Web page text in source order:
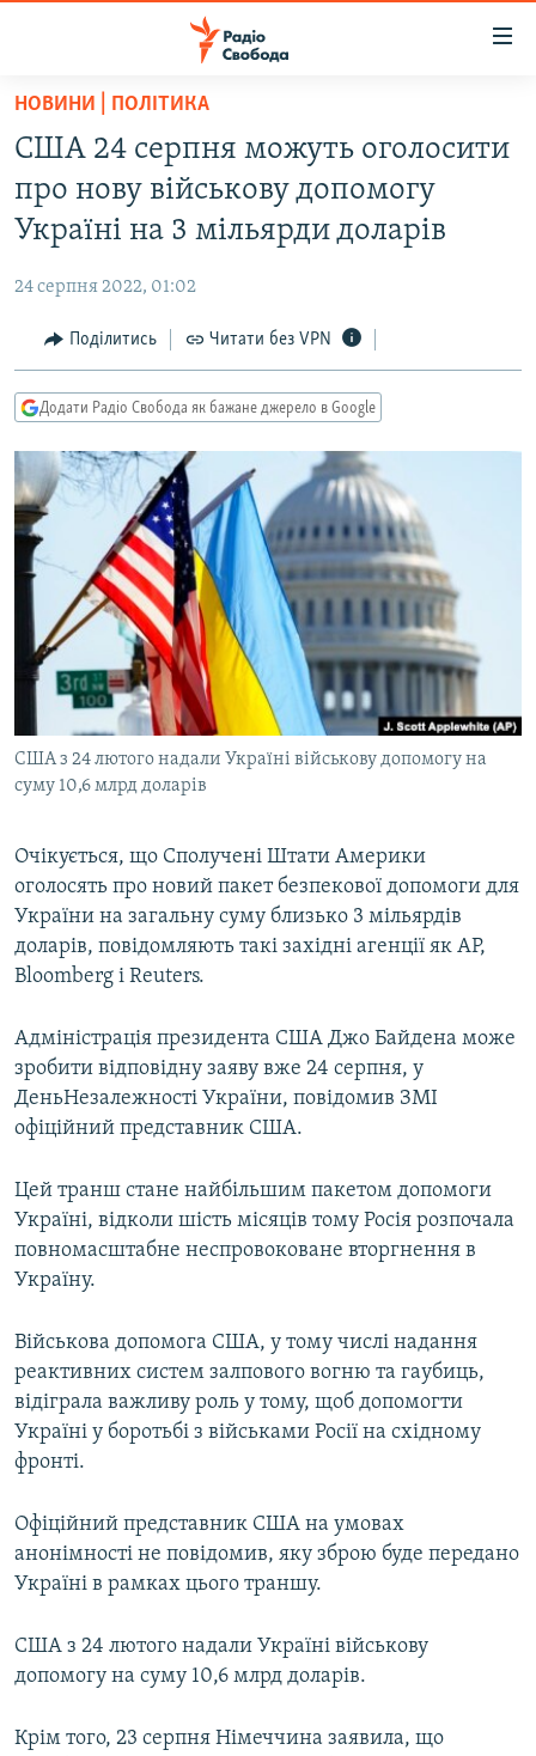
Перейти
основного
матеріалу
Перейти
до
основної
навігації
Перейти
до
пошуку
СТАТТІ
ЕКОНОМІКА
СУСПІЛЬСТВО
УКРАЇНА
СВІТ
РОСІЙСЬКА «ФІЛЬТРАЦІЯ»
ДОНБАС.РЕАЛІЇ
ТИ ЯК?
СХЕМИ
КИТАЙ.ВИКЛИКИ
МУЛЬТИМЕДІА
ФОТО
СПЕЦПРОЄКТИ
ПОДКАСТИ
КРИМ РЕАЛІЇ
РУС
КТАТ
ДОЛУЧАЙСЯ!
Усі сайти RFE/RL
НОВИНИ | ПОЛІТИКА
США 24 серпня можуть оголосити
про нову військову допомогу
Україні на 3 мільярди доларів
24 серпня 2022, 01:02
Поділитись Читати без VPN
Додати Радіо Свобода як бажане джерело в Google
США з 24 лютого надали Україні військову допомогу на
суму 10,6 млрд доларів
Очікується, що Сполучені Штати Америки
оголосять про новий пакет безпекової допомоги для
України на загальну суму близько 3 мільярдів
доларів, повідомляють такі західні агенції як AP,
Bloomberg і Reuters.
Адміністрація президента США Джо Байдена може
зробити відповідну заяву вже 24 серпня, у
ДеньНезалежності України, повідомив ЗМІ
офіційний представник США.
Цей транш стане найбільшим пакетом допомоги
Україні, відколи шість місяців тому Росія розпочала
повномасштабне неспровоковане вторгнення в
Україну.
Військова допомога США, у тому числі надання
реактивних систем залпового вогню та гаубиць,
відіграла важливу роль у тому, щоб допомогти
Україні у боротьбі з військами Росії на східному
фронті.
Офіційний представник США на умовах
анонімності не повідомив, яку зброю буде передано
Україні в рамках цього траншу.
США з 24 лютого надали Україні військову
допомогу на суму 10,6 млрд доларів.
Крім того, 23 серпня Німеччина заявила, що